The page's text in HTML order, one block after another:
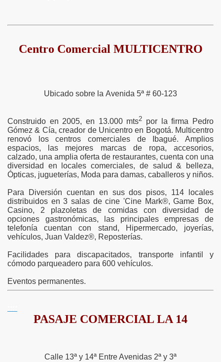
Centro Comercial MULTICENTRO
Ubicado sobre la Avenida 5ª # 60-123
Construido en 2005, en 13.000 mts2 por la firma Pedro
Gómez & Cía, creador de Unicentro en Bogotá. Multicentro
renovó los centros comerciales de Ibagué. Amplios
espacios, las mejores marcas de ropa, accesorios,
calzado, una amplia oferta de restaurantes, cuenta con una
diversidad en locales comerciales, de salud & belleza,
Ópticas, jugueterías, Moda para damas, caballeros y niños.
Para Diversión cuentan en sus dos pisos, 114 locales
distribuidos en 3 salas de cine 'Cine Mark®, Game Box,
Casino, 2 plazoletas de comidas con diversidad de
opciones gastronómicas, las principales empresas de
telefonía cuentan con stand, Hipermercado, joyerías,
vehículos, Juan Valdez®, Reposterías.
Facilidades para discapacitados, transporte infantil y
cómodo parqueadero para 600 vehículos.
Eventos permanentes.
PASAJE COMERCIAL LA 14
Calle 13ª y 14ª Entre Avenidas 2ª y 3ª